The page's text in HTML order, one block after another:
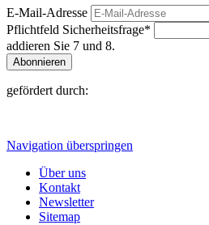
E-Mail-Adresse
Pflichtfeld Sicherheitsfrage*
addieren Sie 7 und 8.
Abonnieren
gefördert durch:
Navigation überspringen
Über uns
Kontakt
Newsletter
Sitemap